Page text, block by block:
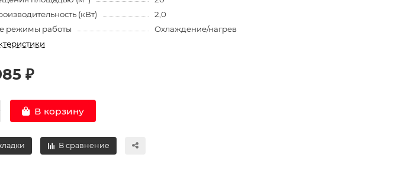
(кВт)
2,0
режимы работы
Охлаждение/нагрев
₽
В корзину
В сравнение